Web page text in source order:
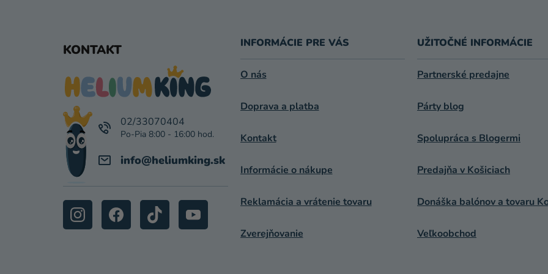
KONTAKT
info@heliumking.sk
02/33070404
INFORMÁCIE PRE VÁS
O nás
Doprava a platba
Kontakt
Informácie o nákupe
Reklamácia a vrátenie tovaru
Zverejňovanie
UŽITOČNÉ INFORMÁCIE
Partnerské predajne
Párty blog
Spolupráca s Blogermi
Predajňa v Košiciach
Donáška balónov a tovaru
Veľkoobchod